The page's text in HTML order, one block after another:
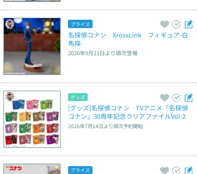
プライズ
名探偵コナン　XrossLink　フィギュア‐白
馬探‐
2026年9月11日より順次登場
グッズ
[グッズ]名探偵コナン　TVアニメ「名探偵
コナン」30周年記念クリアファイルVol.2
2026年7月14日より順次予約開始
プライズ